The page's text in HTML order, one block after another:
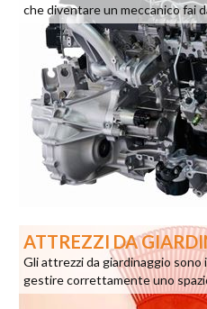
che diventare un meccanico fai
ATTREZZI DA
Gli attrezzi da giardinaggio sono
gestire correttamente uno